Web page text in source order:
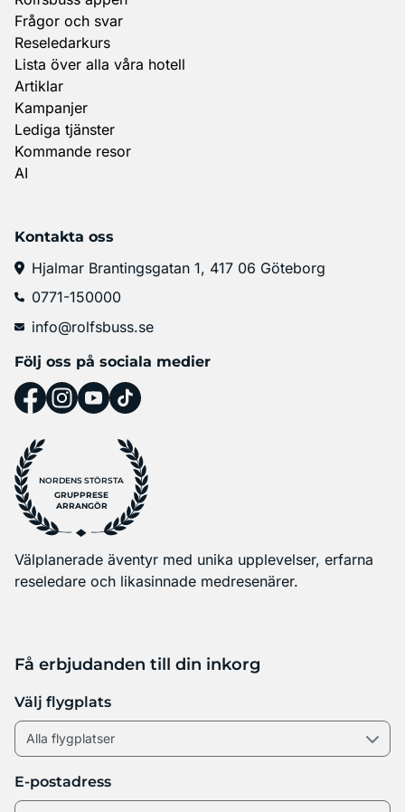
Frågor och svar
Reseledarkurs
Lista över alla våra hotell
Artiklar
Kampanjer
Lediga tjänster
Kommande resor
AI
Kontakta oss
Hjalmar Brantingsgatan 1, 417 06 Göteborg
0771-150000
info@rolfsbuss.se
Följ oss på sociala medier
NORDENS STÖRSTA
GRUPPRESE
ARRANGÖR
Välplanerade äventyr med unika upplevelser, erfarna
reseledare och likasinnade medresenärer.
Få erbjudanden till din inkorg
Välj flygplats
E-postadress